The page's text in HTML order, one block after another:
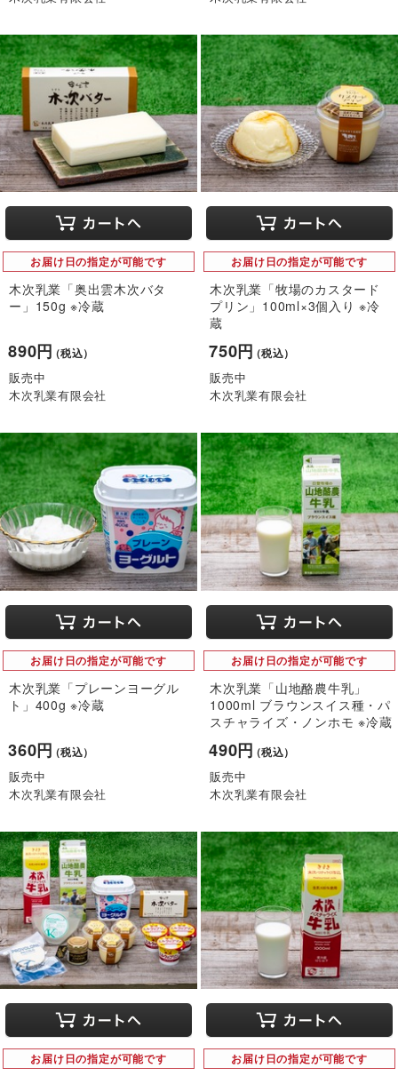
お届け日の指定が可能です
木次乳業「奥出雲木次バタ
ー」150g ※冷蔵
890円 （税込）
販売中
木次乳業有限会社
お届け日の指定が可能です
木次乳業「牧場のカスタード
プリン」100ml×3個入り ※冷
蔵
750円 （税込）
販売中
木次乳業有限会社
お届け日の指定が可能です
木次乳業「プレーンヨーグル
ト」400g ※冷蔵
360円 （税込）
販売中
木次乳業有限会社
お届け日の指定が可能です
木次乳業「山地酪農牛乳」
1000ml ブラウンスイス種・パ
スチャライズ・ノンホモ ※冷蔵
490円 （税込）
販売中
木次乳業有限会社
お届け日の指定が可能です お届け日の指定が可能です